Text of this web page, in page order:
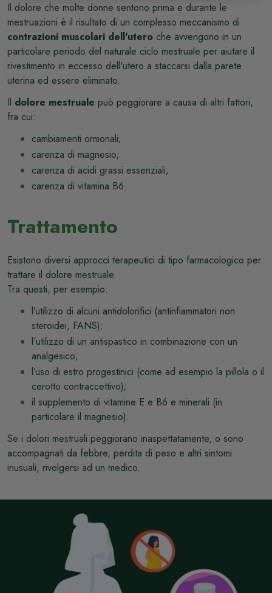
Il dolore che molte donne sentono prima e durante le
mestruazioni è il risultato di un complesso meccanismo di
contrazioni muscolari dell'utero che avvengono in un
particolare periodo del naturale ciclo mestruale per aiutare il
rivestimento in eccesso dell'utero a staccarsi dalla parete
uterina ed essere eliminato.
Il dolore mestruale può peggiorare a causa di altri fattori,
fra cui:
cambiamenti ormonali;
carenza di magnesio;
carenza di acidi grassi essenziali;
carenza di vitamina B6.
Trattamento
Esistono diversi approcci terapeutici di tipo farmacologico per
trattare il dolore mestruale.
Tra questi, per esempio:
l’utilizzo di alcuni antidolorifici (antinfiammatori non
steroidei, FANS);
l'utilizzo di un antispastico in combinazione con un
analgesico;
l’uso di estro progestinici (come ad esempio la pillola o il
cerotto contraccettivo);
il supplemento di vitamine E e B6 e minerali (in
particolare il magnesio).
Se i dolori mestruali peggiorano inaspettatamente, o sono
accompagnati da febbre, perdita di peso e altri sintomi
inusuali, rivolgersi ad un medico.